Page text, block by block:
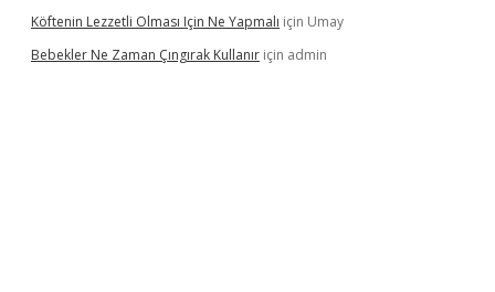
Köftenin Lezzetli Olması Için Ne Yapmalı için Umay
Bebekler Ne Zaman Çıngırak Kullanır için admin